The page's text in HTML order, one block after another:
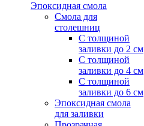
Эпоксидная смола
Смола для
столешниц
С толщиной
заливки до 2 см
С толщиной
заливки до 4 см
С толщиной
заливки до 6 см
Эпоксидная смола
для заливки